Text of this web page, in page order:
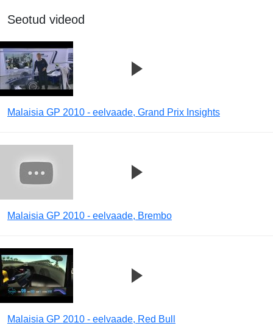
Seotud videod
Malaisia GP 2010 - eelvaade, Grand Prix Insights
Malaisia GP 2010 - eelvaade, Brembo
Malaisia GP 2010 - eelvaade, Red Bull